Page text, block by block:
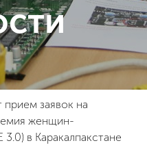
прием заявок на
женщин-
в Каракалпакстане